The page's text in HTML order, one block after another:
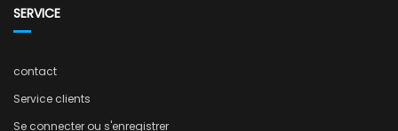
SERVICE
contact
Service clients
Se connecter ou s'enregistrer